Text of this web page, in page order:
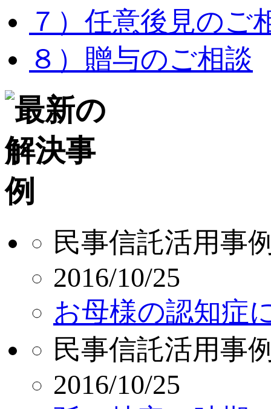
７）任意後見のご
８）贈与のご相談
民事信託活用事
2016/10/25
お母様の認知症
民事信託活用事
2016/10/25